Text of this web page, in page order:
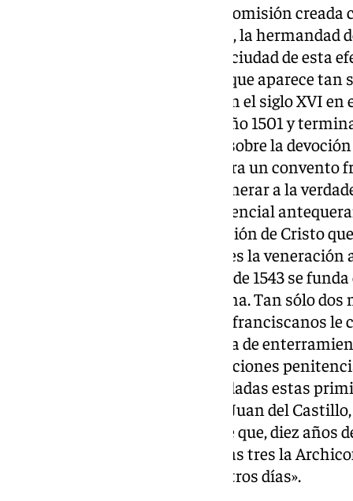
Francisco Ruiz, miembro de la comisión
ha señalado que, «de esta forma, la
quiere hacer participe a toda la ciudad de esta
través de la orden franciscana, que aparece tan
recristianización en la ciudad en el siglo XVI
iniciada la construcción en el año 1501 y
observantes potenciaban todo sobre la
Santa Cruz, allá donde se fundara un
cofradía que se encargaba de venerar a la
funda la primera cofradía penitencial
Veracruz. Otro aspecto de la Pasión de Cristo
en las reglas de la Observancia es la
este motivo el 12 de septiembre de 1543 se
cofradía penitencial antequerana. Tan sólo dos
hermandades se fusionan y los franciscanos le
hagan sus cabildos y una bóveda de
únicas que desarrollan sus estaciones
aquellos años. Una vez consolidadas estas
mano de otro franciscano Fray Juan del
erige la cofradía del Cristo Verde que, diez
dos anteriores y forman entre las tres la
vaivenes ha llegado hasta nuestros días».